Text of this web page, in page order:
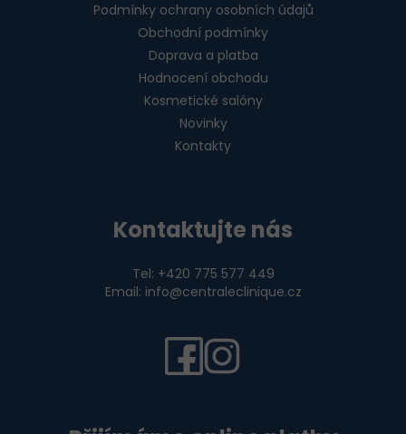
Podmínky ochrany osobních údajů
Obchodní podmínky
Doprava a platba
Hodnocení obchodu
Kosmetické salóny
Novinky
Kontakty
Kontaktujte nás
Tel: +420 775 577 449
Email: info@centraleclinique.cz